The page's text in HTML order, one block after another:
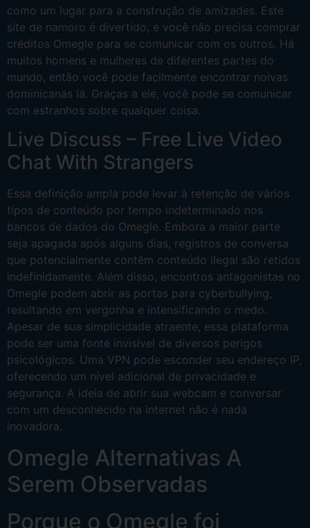
como um lugar para a construção de amizades. Este
site de namoro é divertido, e você não precisa comprar
créditos Omegle para se comunicar com os outros. Há
muitos homens e mulheres de diferentes partes do
mundo, então você pode facilmente encontrar noivas
dominicanas lá. Graças a ele, você pode se comunicar
com estranhos sobre qualquer coisa.
Live Discuss – Free Live Video
Chat With Strangers
Essa definição ampla pode levar à retenção de vários
tipos de conteúdo por tempo indeterminado nos
bancos de dados do Omegle. Embora a maior parte
seja apagada após alguns dias, registros de conversa
que potencialmente contêm conteúdo ilegal são retidos
indefinidamente. Além disso, encontros antagonistas no
Omegle podem abrir as portas para cyberbullying,
resultando em vergonha e intensificando o medo.
Apesar de sua simplicidade atraente, essa plataforma
pode ser uma fonte invisível de diversos perigos
psicológicos. Uma VPN pode esconder seu endereço IP,
oferecendo um nível adicional de privacidade e
segurança. A ideia de abrir sua webcam e conversar
com um desconhecido na internet não é nada
inovadora.
Omegle Alternativas A
Serem Observadas
Porque o Omegle foi